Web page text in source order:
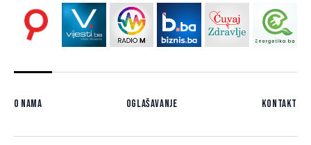
O nama Oglašavanje Kontakt